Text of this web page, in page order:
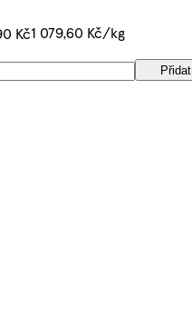
Kč1 079,60 Kč/kg
Přidat